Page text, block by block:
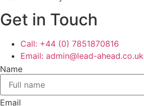
Get in Touch
Call: +44 (0) 7851870816
Email: admin@lead-ahead.co.uk
Name
Email